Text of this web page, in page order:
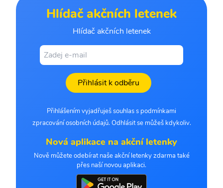
Hlídač akčních letenek
Hlídač akčních letenek
Přihlásit k odběru
Přihlášením vyjadřuješ souhlas s podmínkami
zpracování osobních údajů. Odhlásit se můžeš kdykoliv.
Nová aplikace na akční letenky
Nově můžete odebírat naše akční letenky zdarma také
přes naší novou aplikaci.